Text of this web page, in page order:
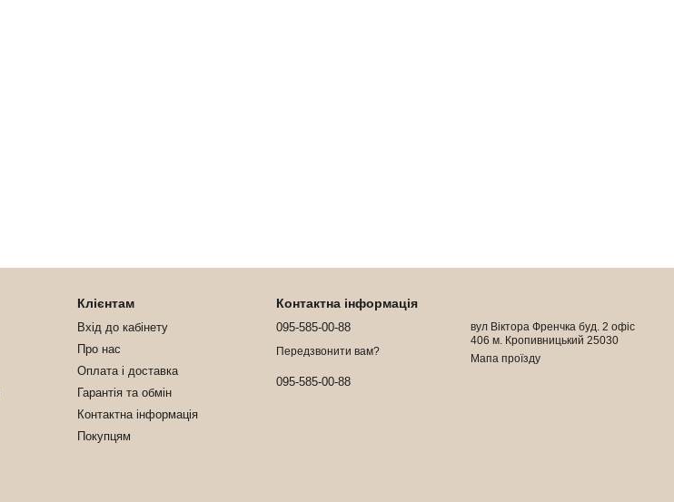
Клієнтам
Вхід до кабінету
Про нас
Оплата і доставка
Гарантія та обмін
Контактна інформація
Покупцям
Контактна інформація
095-585-00-88
Передзвонити вам?
095-585-00-88
вул Віктора Френчка буд. 2 офіс
406 м. Кропивницький 25030
Мапа проїзду